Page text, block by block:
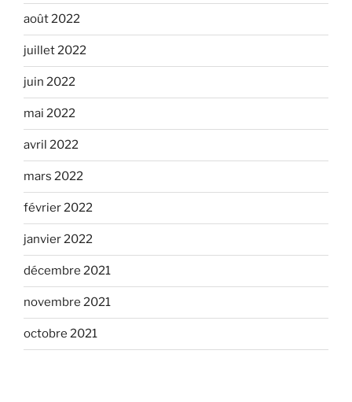
août 2022
juillet 2022
juin 2022
mai 2022
avril 2022
mars 2022
février 2022
janvier 2022
décembre 2021
novembre 2021
octobre 2021